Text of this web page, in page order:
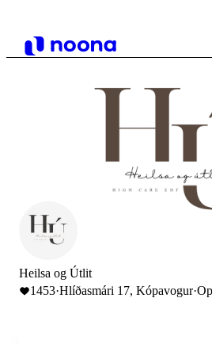
Heilsa og Útlit
1453·Hlíðasmári 17, Kópavogur·